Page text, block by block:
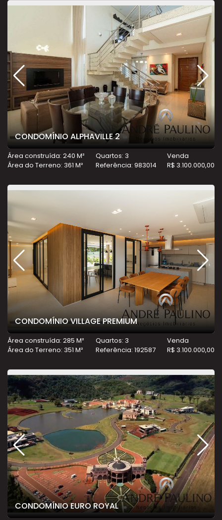
CONDOMÍNIO ALPHAVILLE 2
Área construída: 240 M²
Área do Terreno: 361 M²
Quartos: 3
Referência: 983014
Venda
R$ 3.100.000,00
CONDOMÍNIO VILLAGE PREMIUM
Área construída: 285 M²
Área do Terreno: 351 M²
Quartos: 3
Referência: 192587
Venda
R$ 3.100.000,00
CONDOMÍNIO EURO ROYAL